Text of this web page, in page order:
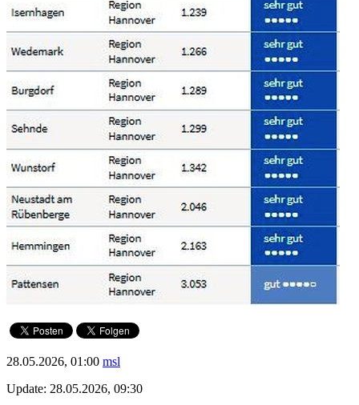
28.05.2026, 01:00 msl
Update: 28.05.2026, 09:30